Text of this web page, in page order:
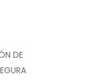
DE